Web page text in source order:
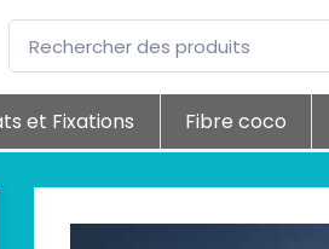
et Fixations Fibre coco